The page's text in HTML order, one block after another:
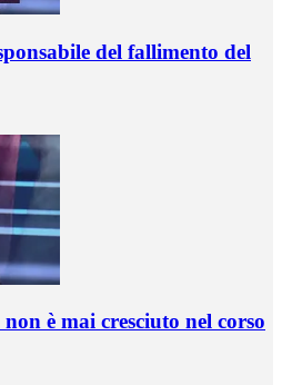
del fallimento del
è mai cresciuto nel corso